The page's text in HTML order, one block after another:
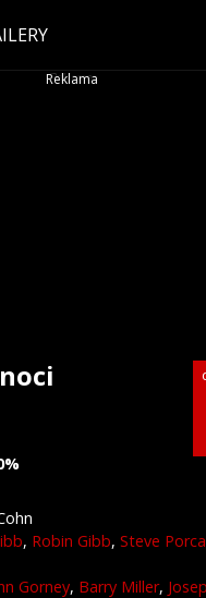
, Robin Gibb, Steve
Gorney, Barry Miller,